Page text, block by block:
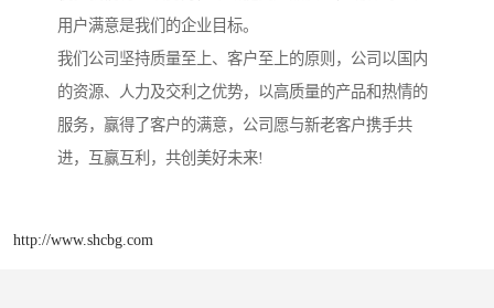
用户满意是我们的企业目标。
我们公司坚持质量至上、客户至上的原则，公司以国内
的资源、人力及交利之优势，以高质量的产品和热情的
服务，赢得了客户的满意，公司愿与新老客户携手共
进，互赢互利，共创美好未来!
http://www.shcbg.com